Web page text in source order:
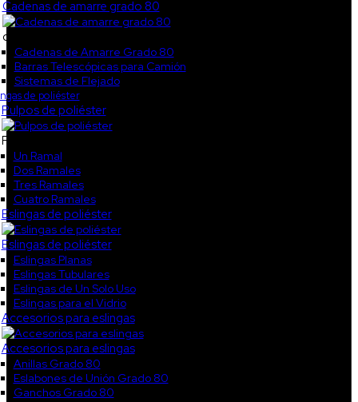
Cadenas de amarre grado 80
col5
Cadenas de Amarre Grado 80
Barras Telescópicas para Camión
Sistemas de Flejado
de poliéster
Pulpos de poliéster
Pulpos de poliéster
Un Ramal
Dos Ramales
Tres Ramales
Cuatro Ramales
Eslingas de poliéster
Eslingas de poliéster
Eslingas Planas
Eslingas Tubulares
Eslingas de Un Solo Uso
Eslingas para el Vidrio
Accesorios para eslingas
Accesorios para eslingas
Anillas Grado 80
Eslabones de Unión Grado 80
Ganchos Grado 80